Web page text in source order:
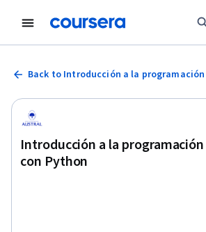
Back to Introducción a la
Introducción a la programación
con Python